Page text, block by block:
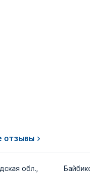
отзывы
обл.,